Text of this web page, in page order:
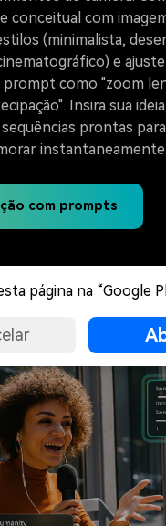
conceitual com
(minimalista,
e
prompt como "zoom
Insira sua
prontas
instantaneamente.
com prompts
animação
Estilo,
página na “Google